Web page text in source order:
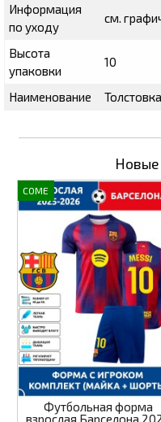
Информация
по уходу
см.
Высота
упаковки
10
Наименование Толстовка
Новые
COME
Футбольная форма
взрослая Барселона